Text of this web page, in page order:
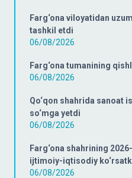
Farg‘ona viloyatidan
tashkil etdi
06/08/2026
Farg‘ona tumanining
06/08/2026
Qo‘qon shahrida sanoat
so‘mga yetdi
06/08/2026
Farg‘ona shahrining
ijtimoiy-iqtisodiy
06/08/2026